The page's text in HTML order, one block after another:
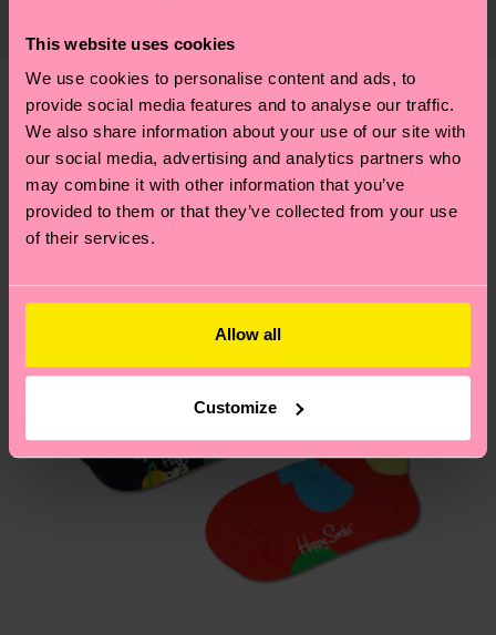
This website uses cookies
We use cookies to personalise content and ads, to
provide social media features and to analyse our traffic.
We also share information about your use of our site with
our social media, advertising and analytics partners who
may combine it with other information that you’ve
provided to them or that they’ve collected from your use
of their services.
Allow all
Customize
Elastane
Genaue Information:
ARTIKEL 1:79% Organic cotton blend, 6%
Polyamide, 14% Recycled Polyamide, 1% Elastane
ARTIKEL 2:79% Organic cotton blend, 6%
Polyamide, 14% Recycled Polyamide, 1% Elastane
ARTIKEL 3:79% Organic cotton blend, 6%
Weitere Informationen sowie Tipps und Tricks
findest du auf unsererNachhaltigkeitsseite.
findest duhier. Die Lieferzeit beginnt sobald
deine Bestellung versandt wurde. Bitte bedenke,
dass es sich hierbei um einen Richtwert handelt
und die genaue Lieferzeit von der lokalen Post in
deinem Land abhängt.
Du hast Fragen zu einer Retoure? In unserem
Hilfebereich im Artikel
Ähnliche muster